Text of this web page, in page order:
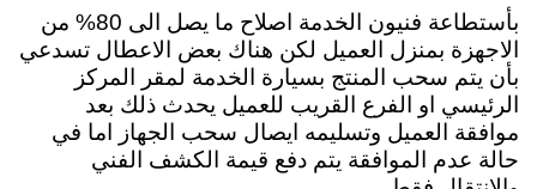
بأستطاعة فنيون الخدمة اصلاح ما يصل الى 80% من
الاجهزة بمنزل العميل لكن هناك بعض الاعطال تسدعي
بأن يتم سحب المنتج بسيارة الخدمة لمقر المركز
الرئيسي او الفرع القريب للعميل يحدث ذلك بعد
موافقة العميل وتسليمه ايصال سحب الجهاز اما في
حالة عدم الموافقة يتم دفع قيمة الكشف الفني